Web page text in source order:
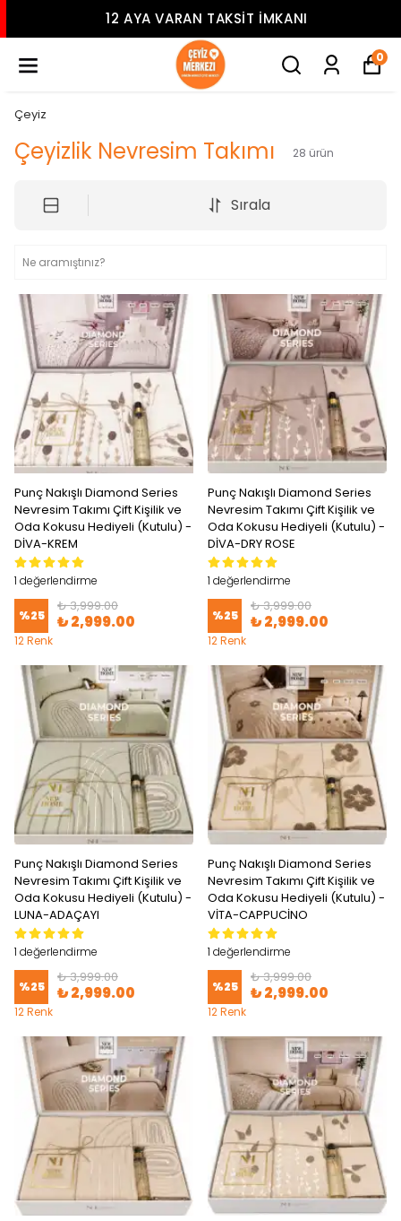
12 AYA VARAN TAKSIT İMKANI
0
Çeyiz
Çeyizlik Nevresim Takımı 28 ürün
Sırala
Punç Nakışlı Diamond Series
Nevresim Takımı Çift Kişilik ve
Oda Kokusu Hediyeli (Kutulu) -
DİVA-KREM
1 değerlendirme
%25
₺ 3,999.00
₺ 2,999.00
12 Renk
Punç Nakışlı Diamond Series
Nevresim Takımı Çift Kişilik ve
Oda Kokusu Hediyeli (Kutulu) -
DİVA-DRY ROSE
1 değerlendirme
%25
₺ 3,999.00
₺ 2,999.00
12 Renk
Punç Nakışlı Diamond Series
Nevresim Takımı Çift Kişilik ve
Oda Kokusu Hediyeli (Kutulu) -
LUNA-ADAÇAYI
1 değerlendirme
%25
₺ 3,999.00
₺ 2,999.00
12 Renk
Punç Nakışlı Diamond Series
Nevresim Takımı Çift Kişilik ve
Oda Kokusu Hediyeli (Kutulu) -
VİTA-CAPPUCİNO
1 değerlendirme
%25
₺ 3,999.00
₺ 2,999.00
12 Renk